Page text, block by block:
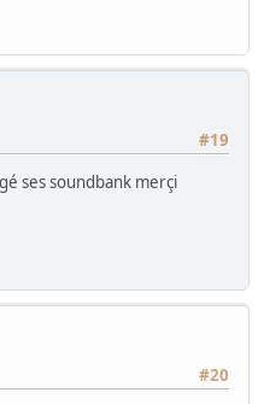
#19
ses soundbank merçi
#20